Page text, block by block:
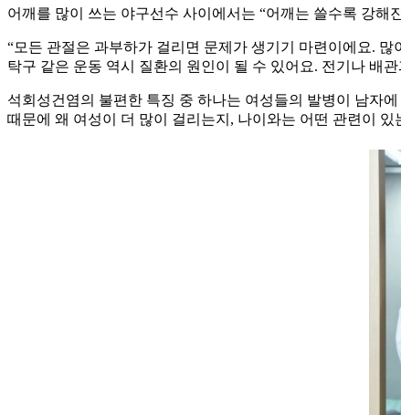
어깨를 많이 쓰는 야구선수 사이에서는 “어깨는 쓸수록 강
“모든 관절은 과부하가 걸리면 문제가 생기기 마련이에요.
탁구 같은 운동 역시 질환의 원인이 될 수 있어요. 전기나 배
석회성건염의 불편한 특징 중 하나는 여성들의 발병이 남자
때문에 왜 여성이 더 많이 걸리는지, 나이와는 어떤 관련이